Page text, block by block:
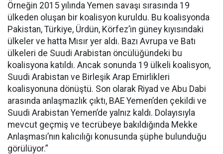
Örneğin 2015 yılında Yemen savaşı sırasında 19
ülkeden oluşan bir koalisyon kuruldu. Bu koalisyonda
Pakistan, Türkiye, Ürdün, Körfez’in güney kıyısındaki
ülkeler ve hatta Mısır yer aldı. Bazı Avrupa ve Batı
ülkeleri de Suudi Arabistan öncülüğündeki bu
koalisyona katıldı. Ancak sonunda 19 ülkeli koalisyon,
Suudi Arabistan ve Birleşik Arap Emirlikleri
koalisyonuna dönüştü. Son olarak Riyad ve Abu Dabi
arasında anlaşmazlık çıktı, BAE Yemen’den çekildi ve
Suudi Arabistan Yemen’de yalnız kaldı. Dolayısıyla
mevcut geçmiş ve tecrübeye bakıldığında Mekke
Anlaşması’nın kalıcılığı konusunda şüphe bulunduğu
görülüyor.”